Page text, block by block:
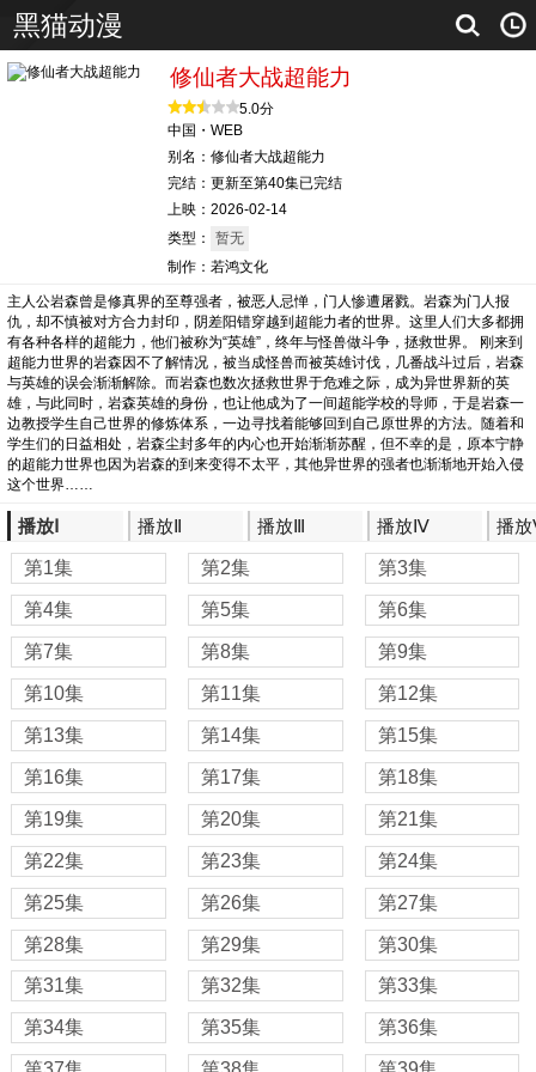
黑猫动漫
修仙者大战超能力
5.0分
中国・WEB
别名：修仙者大战超能力
完结：更新至第40集已完结
上映：2026-02-14
类型：
暂无
制作：若鸿文化
主人公岩森曾是修真界的至尊强者，被恶人忌惮，门人惨遭屠戮。岩森为门人报
仇，却不慎被对方合力封印，阴差阳错穿越到超能力者的世界。这里人们大多都拥
有各种各样的超能力，他们被称为“英雄”，终年与怪兽做斗争，拯救世界。 刚来到
超能力世界的岩森因不了解情况，被当成怪兽而被英雄讨伐，几番战斗过后，岩森
与英雄的误会渐渐解除。而岩森也数次拯救世界于危难之际，成为异世界新的英
雄，与此同时，岩森英雄的身份，也让他成为了一间超能学校的导师，于是岩森一
边教授学生自己世界的修炼体系，一边寻找着能够回到自己原世界的方法。随着和
学生们的日益相处，岩森尘封多年的内心也开始渐渐苏醒，但不幸的是，原本宁静
的超能力世界也因为岩森的到来变得不太平，其他异世界的强者也渐渐地开始入侵
这个世界……
播放Ⅰ 播放Ⅱ 播放Ⅲ 播放Ⅳ 播
第1集 第2集 第3集
第4集 第5集 第6集
第7集 第8集 第9集
第10集 第11集 第12集
第13集 第14集 第15集
第16集 第17集 第18集
第19集 第20集 第21集
第22集 第23集 第24集
第25集 第26集 第27集
第28集 第29集 第30集
第31集 第32集 第33集
第34集 第35集 第36集